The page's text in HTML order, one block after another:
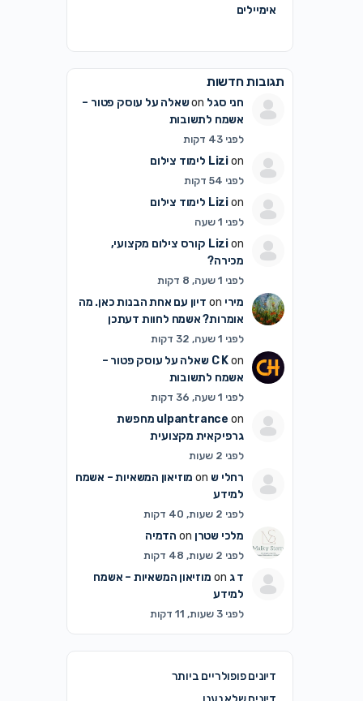
אימיילים
תגובות חדשות
חני סגל
שאלה על עוסק פטור –
אשמח לתשובות
לפני 43 דקות
Lizion לימוד צילום
לפני 54 דקות
Lizion לימוד צילום
לפני 1 שעה
Lizion
קורס צילום מקצועי,
מכירה?
לפני 1 שעה, 8 דקות
מירי
דיון עם אחת הבנות כאן. מה
אומרות? אשמח לחוות דעתכן
לפני 1 שעה, 32 דקות
C Kon
שאלה על עוסק פטור –
אשמח לתשובות
לפני 1 שעה, 36 דקות
ulpantrance on
מחפשת
גרפיקאית מקצועית
לפני 2 שעות
רחלי ש
מוזיאון המשאיות – אשמח
למידע
לפני 2 שעות, 40 דקות
מלכי שטרן הדמיה
לפני 2 שעות, 48 דקות
ד ג
מוזיאון המשאיות – אשמח
למידע
לפני 3 שעות, 11 דקות
דיונים פופולריים ביותר